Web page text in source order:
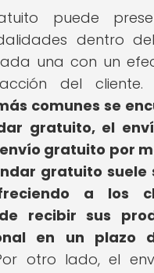
puede
dentro
una con un
del cliente.
comunes se
gratuito, el
gratuito por
gratuito suele
a los
recibir sus
en un plazo
otro lado, el